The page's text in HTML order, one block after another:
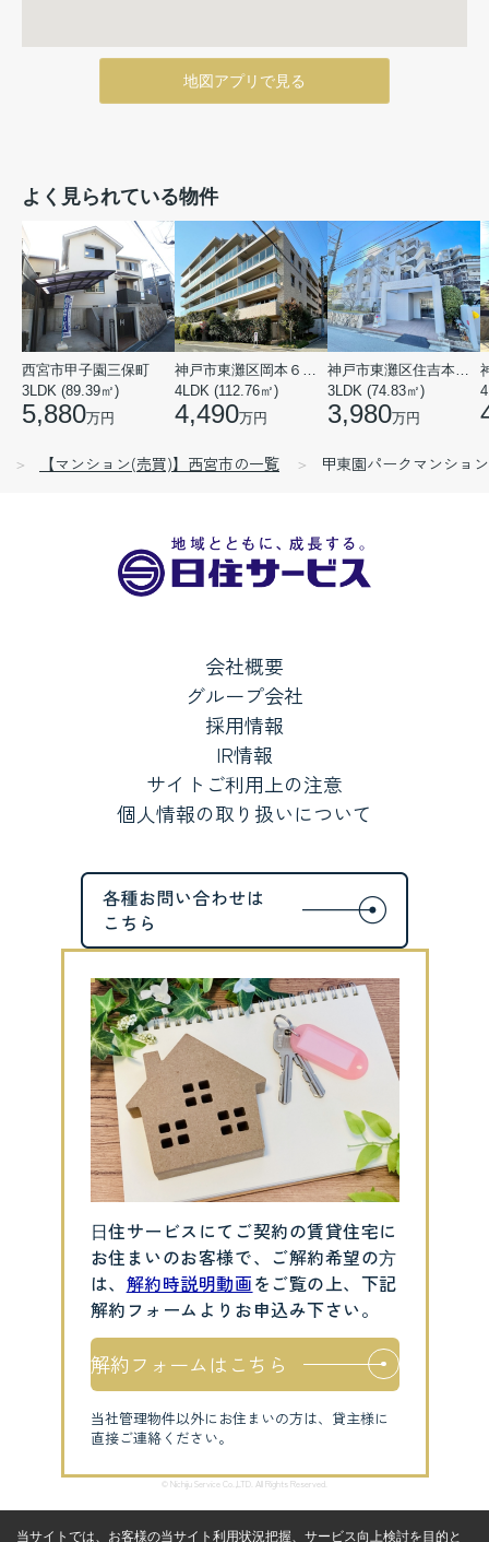
地図アプリで見る
よく見られている物件
西宮市甲子園三保町
3LDK (89.39㎡)
5,880万円
神戸市東灘区岡本６丁目
4LDK (112.76㎡)
4,490万円
神戸市東灘区住吉本町１丁目
3LDK (74.83㎡)
3,980万円
【マンション(売買)】西宮市の一覧 甲東園パークマンション
会社概要
グループ会社
採用情報
IR情報
サイトご利用上の注意
個人情報の取り扱いについて
⽇住サービスにてご契約の賃貸住宅に
お住まいのお客様で、ご解約希望の⽅
は、 解約時説明動画をご覧の上、下記
解約フォームよりお申込み下さい。
解約フォームはこちら
当社管理物件以外にお住まいの方は、貸主様に
直接ご連絡ください。
© Nichiju Service Co.,LTD. All Rights Reserved.
当サイトでは、お客様の当サイト利用状況把握、サービス向上検討を目的と